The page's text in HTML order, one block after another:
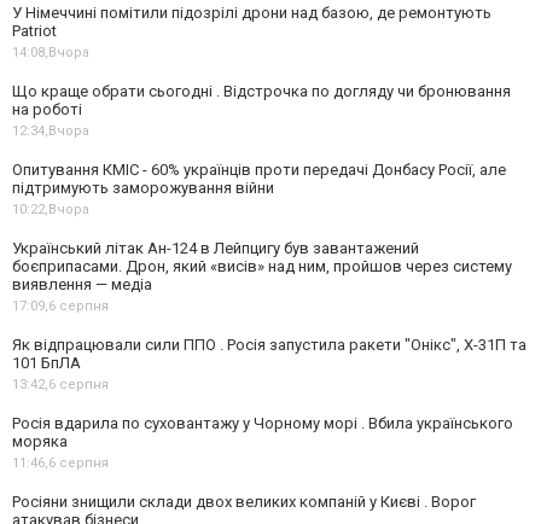
У Німеччині помітили підозрілі дрони над базою, де ремонтують
Patriot
14:08,Вчора
Що краще обрати сьогодні . Відстрочка по догляду чи бронювання
на роботі
12:34,Вчора
Опитування КМІС - 60% українців проти передачі Донбасу Росії, але
підтримують заморожування війни
10:22,Вчора
Український літак Ан-124 в Лейпцигу був завантажений
боєприпасами. Дрон, який «висів» над ним, пройшов через систему
виявлення — медіа
17:09,6 серпня
Як відпрацювали сили ППО . Росія запустила ракети "Онікс", Х-31П та
101 БпЛА
13:42,6 серпня
Росія вдарила по суховантажу у Чорному морі . Вбила українського
моряка
11:46,6 серпня
Росіяни знищили склади двох великих компаній у Києві . Ворог
атакував бізнеси